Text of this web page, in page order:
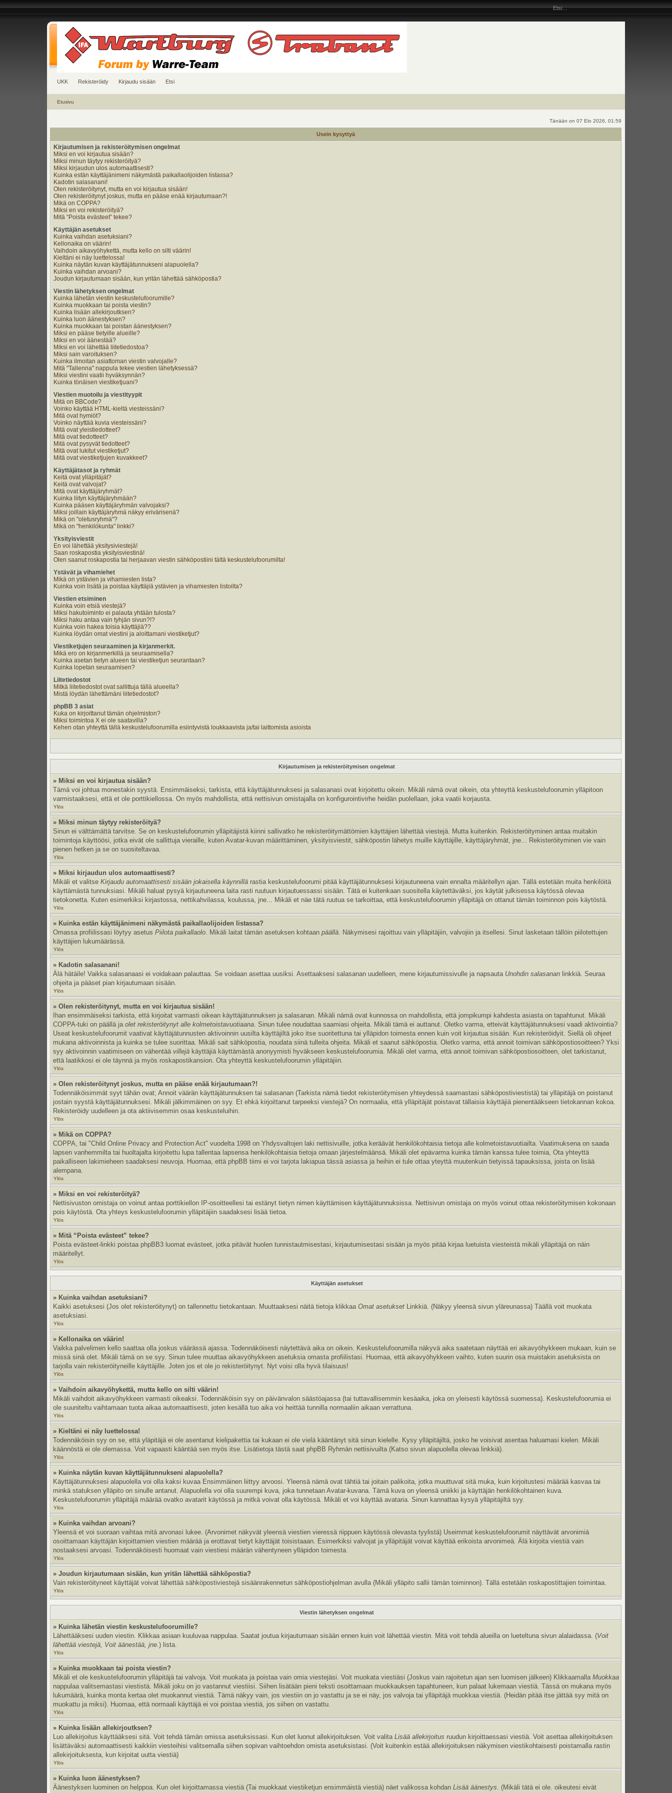
UKK Rekisteröidy Kirjaudu sisään Etsi
Etusivu
Tänään on 07 Elo 2026, 01:59
Usein kysyttyä
Kirjautumisen ja rekisteröitymisen ongelmat
Miksi en voi kirjautua sisään?
Miksi minun täytyy rekisteröityä?
Miksi kirjaudun ulos automaattisesti?
Kuinka estän käyttäjänimeni näkymästä paikallaolijoiden listassa?
Kadotin salasanani!
Olen rekisteröitynyt, mutta en voi kirjautua sisään!
Olen rekisteröitynyt joskus, mutta en pääse enää kirjautumaan?!
Mikä on COPPA?
Miksi en voi rekisteröityä?
Mitä “Poista evästeet” tekee?
Käyttäjän asetukset
Kuinka vaihdan asetuksiani?
Kellonaika on väärin!
Vaihdoin aikavyöhykettä, mutta kello on silti väärin!
Kieltäni ei näy luettelossa!
Kuinka näytän kuvan käyttäjätunnukseni alapuolella?
Kuinka vaihdan arvoani?
Joudun kirjautumaan sisään, kun yritän lähettää sähköpostia?
Viestin lähetyksen ongelmat
Kuinka lähetän viestin keskustelufoorumille?
Kuinka muokkaan tai poista viestin?
Kuinka lisään allekirjoutksen?
Kuinka luon äänestyksen?
Kuinka muokkaan tai poistan äänestyksen?
Miksi en pääse tietyille alueille?
Miksi en voi äänestää?
Miksi en voi lähettää liitetiedostoa?
Miksi sain varoituksen?
Kuinka ilmoitan asiattoman viestin valvojalle?
Mitä "Tallenna" nappula tekee viestien lähetyksessä?
Miksi viestini vaatii hyväksynnän?
Kuinka tönäisen viestiketjuani?
Viestien muotoilu ja viestityypit
Mitä on BBCode?
Voinko käyttää HTML-kieltä viesteissäni?
Mitä ovat hymiöt?
Voinko näyttää kuvia viesteissäni?
Mitä ovat yleistiedotteet?
Mitä ovat tiedotteet?
Mitä ovat pysyvät tiedotteet?
Mitä ovat lukitut viestiketjut?
Mitä ovat viestiketjujen kuvakkeet?
Käyttäjätasot ja ryhmät
Keitä ovat ylläpitäjät?
Keitä ovat valvojat?
Mitä ovat käyttäjäryhmät?
Kuinka liityn käyttäjäryhmään?
Kuinka pääsen käyttäjäryhmän valvojaksi?
Miksi joillain käyttäjäryhmä näkyy erivärisenä?
Mikä on "oletusryhmä"?
Mikä on "henkilökunta" linkki?
Yksityisviestit
En voi lähettää yksitysiviestejä!
Saan roskapostia yksityisviestinä!
Olen saanut roskapostia tai herjaavan viestin sähköpostiini tältä keskustelufoorumilta!
Ystävät ja vihamiehet
Mikä on ystävien ja vihamiesten lista?
Kuinka voin lisätä ja poistaa käyttäjiä ystävien ja vihamiesten listoilta?
Viestien etsiminen
Kuinka voin etsiä viestejä?
Miksi hakutoiminto ei palauta yhtään tulosta?
Miksi haku antaa vain tyhjän sivun?!?
Kuinka voin hakea toisia käyttäjiä??
Kuinka löydän omat viestini ja aloittamani viestiketjut?
Viestiketjujen seuraaminen ja kirjanmerkit.
Mikä ero on kirjanmerkillä ja seuraamisella?
Kuinka asetan tietyn alueen tai viestiketjun seurantaan?
Kuinka lopetan seuraamisen?
Liitetiedostot
Mitkä liitetiedostot ovat sallittuja tällä alueella?
Mistä löydän lähettämäni liitetiedostot?
phpBB 3 asiat
Kuka on kirjoittanut tämän ohjelmiston?
Miksi toimintoa X ei ole saatavilla?
Kehen otan yhteyttä tällä keskustelufoorumilla esiintyvistä loukkaavista ja/tai laittomista asioista
Kirjautumisen ja rekisteröitymisen ongelmat
» Miksi en voi kirjautua sisään?
Tämä voi johtua monestakin syystä. Ensimmäiseksi, tarkista, että käyttäjätunnuksesi ja salasanasi ovat kirjoitettu oikein. Mikäli nämä ovat oikein, ota yhteyttä keskustelufoorumin ylläpitoon
varmistaaksesi, että et ole porttikiellossa. On myös mahdollista, että nettisivun omistajalla on konfigurointivirhe heidän puolellaan, joka vaatii korjausta.
Ylös
» Miksi minun täytyy rekisteröityä?
Sinun ei välttämättä tarvitse. Se on keskustelufoorumin ylläpitäjistä kiinni sallivatko he rekisteröitymättömien käyttäjien lähettää viestejä. Mutta kuitenkin. Rekisteröityminen antaa muitakin
toimintoja käyttöösi, jotka eivät ole sallittuja vieraille, kuten Avatar-kuvan määrittäminen, yksityisviestit, sähköpostin lähetys muille käyttäjille, käyttäjäryhmät, jne... Rekisteröityminen vie vain
pienen hetken ja se on suositeltavaa.
Ylös
» Miksi kirjaudun ulos automaattisesti?
Mikäli et valitseKirjaudu automaattisesti sisään jokaisella käynnillä rastia keskustelufoorumi pitää käyttäjätunnuksesi kirjautuneena vain ennalta määritellyn ajan. Tällä estetään muita henkilöitä
käyttämästä tunnuksiasi. Mikäli haluat pysyä kirjautuneena laita rasti ruutuun kirjautuessassi sisään. Tätä ei kuitenkaan suositella käytettäväksi, jos käytät julkisessa käytössä olevaa
tietokonetta. Kuten esimerkiksi kirjastossa, nettikahvilassa, koulussa, jne... Mikäli et näe tätä ruutua se tarkoittaa, että keskustelufoorumin ylläpitäjä on ottanut tämän toiminnon pois käytöstä.
Ylös
» Kuinka estän käyttäjänimeni näkymästä paikallaolijoiden listassa?
Omassa profiilissasi löytyy asetusPiilota paikallaolo. Mikäli laitat tämän asetuksen kohtaanpäällä. Näkymisesi rajoittuu vain ylläpitäjiin, valvojiin ja itsellesi. Sinut lasketaan tällöin piilotettujen
käyttäjien lukumäärässä.
Ylös
» Kadotin salasanani!
Älä hätäile! Vaikka salasanaasi ei voidakaan palauttaa. Se voidaan asettaa uusiksi. Asettaaksesi salasanan uudelleen, mene kirjautumissivulle ja napsauta Unohdin salasanan linkkiä. Seuraa
ohjeita ja pääset pian kirjautumaan sisään.
Ylös
» Olen rekisteröitynyt, mutta en voi kirjautua sisään!
Ihan ensimmäiseksi tarkista, että kirjoitat varmasti oikean käyttäjätunnuksen ja salasanan. Mikäli nämä ovat kunnossa on mahdollista, että jompikumpi kahdesta asiasta on tapahtunut. Mikäli
COPPA-tuki on päällä jaolet rekisteröitynyt alle kolmetoistavuotiaana. Sinun tulee noudattaa saamiasi ohjeita. Mikäli tämä ei auttanut. Oletko varma, etteivät käyttäjätunnuksesi vaadi aktivointia?
Useat keskustelufoorumit vaativat käyttäjätunnusten aktivoinnin uusilta käyttäjiltä joko itse suoritettuna tai ylläpidon toimesta ennen kuin voit kirjautua sisään. Kun rekisteröidyit. Siellä oli ohjeet
mukana aktivoinnista ja kuinka se tulee suorittaa. Mikäli sait sähköpostia, noudata siinä tulleita ohjeita. Mikäli et saanut sähköpostia. Oletko varma, että annoit toimivan sähköpostiosoitteen? Yksi
syy aktivoinnin vaatimiseen on vähentäävillejä käyttäjiä käyttämästä anonyymisti hyväkseen keskustelufoorumia. Mikäli olet varma, että annoit toimivan sähköpostiosoitteen, olet tarkistanut,
että laatikkosi ei ole täynnä ja myös roskapostikansion. Ota yhteyttä keskustelufoorumin ylläpitäjiin.
Ylös
» Olen rekisteröitynyt joskus, mutta en pääse enää kirjautumaan?!
Todennäköisimmät syyt tähän ovat; Annoit väärän käyttäjätunnuksen tai salasanan (Tarkista nämä tiedot rekisteröitymisen yhteydessä saamastasi sähköpostiviestistä) tai ylläpitäjä on poistanut
jostain syystä käyttäjätunnuksesi. Mikäli jälkimmäinen on syy. Et ehkä kirjoittanut tarpeeksi viestejä? On normaalia, että ylläpitäjät poistavat tällaisia käyttäjiä pienentääkseen tietokannan kokoa.
Rekisteröidy uudelleen ja ota aktiivisemmin osaa keskusteluihin.
Ylös
» Mikä on COPPA?
COPPA, tai "Child Online Privacy and Protection Act" vuodelta 1998 on Yhdysvaltojen laki nettisivuille, jotka keräävät henkilökohtaisia tietoja alle kolmetoistavuotiailta. Vaatimuksena on saada
lapsen vanhemmilta tai huoltajalta kirjoitettu lupa tallentaa lapsensa henkilökohtaisia tietoja omaan järjestelmäänsä. Mikäli olet epävarma kuinka tämän kanssa tulee toimia, Ota yhteyttä
paikalliseen lakimieheen saadaksesi neuvoja. Huomaa, että phpBB tiimi ei voi tarjota lakiapua tässä asiassa ja heihin ei tule ottaa yteyttä muutenkuin tietyissä tapauksissa, joista on lisää
alempana.
Ylös
» Miksi en voi rekisteröityä?
Nettisivuston omistaja on voinut antaa porttikiellon IP-osoitteellesi tai estänyt tietyn nimen käyttämisen käyttäjätunnuksissa. Nettisivun omistaja on myös voinut ottaa rekisteröitymisen kokonaan
pois käytöstä. Ota yhteys keskustelufoorumin ylläpitäjiin saadaksesi lisää tietoa.
Ylös
» Mitä “Poista evästeet” tekee?
Poista evästeet-linkki poistaa phpBB3 luomat evästeet, jotka pitävät huolen tunnistautmisestasi, kirjautumisestasi sisään ja myös pitää kirjaa luetuista viesteistä mikäli ylläpitäjä on näin
määritellyt.
Ylös
Käyttäjän asetukset
» Kuinka vaihdan asetuksiani?
Kaikki asetuksesi (Jos olet rekisteröitynyt) on tallennettu tietokantaan. Muuttaaksesi näitä tietoja klikkaaOmat asetukset Linkkiä. (Näkyy yleensä sivun yläreunassa) Täällä voit muokata
asetuksiasi.
Ylös
» Kellonaika on väärin!
Vaikka palvelimen kello saattaa olla joskus väärässä ajassa. Todennäköisesti näytettävä aika on oikein. Keskustelufoorumilla näkyvä aika saatetaan näyttää eri aikavyöhykkeen mukaan, kuin se
missä sinä olet. Mikäli tämä on se syy. Sinun tulee muuttaa aikavyöhykkeen asetuksia omasta profiilistasi. Huomaa, että aikavyöhykkeen vaihto, kuten suurin osa muistakin asetuksista on
tarjolla vain rekisteröityneille käyttäjille. Joten jos et ole jo rekisteröitynyt. Nyt voisi olla hyvä tilaisuus!
Ylös
» Vaihdoin aikavyöhykettä, mutta kello on silti väärin!
Mikäli vaihdoit aikavyöhykkeen varmasti oikeaksi. Todennäköisin syy on päivänvalon säästöajassa (tai tuttavallisemmin kesäaika, joka on yleisesti käytössä suomessa). Keskustelufoorumia ei
ole suuniteltu vaihtamaan tuota aikaa automaattisesti, joten kesällä tuo aika voi heittää tunnilla normaaliin aikaan verrattuna.
Ylös
» Kieltäni ei näy luettelossa!
Todennäköisin syy on se, että yläpitäjä ei ole asentanut kielipakettia tai kukaan ei ole vielä kääntänyt sitä sinun kielelle. Kysy ylläpitäjiltä, josko he voisivat asentaa haluamasi kielen. Mikäli
käännöstä ei ole olemassa. Voit vapaasti kääntää sen myös itse. Lisätietoja tästä saat phpBB Ryhmän nettisivuilta (Katso sivun alapuolella olevaa linkkiä).
Ylös
» Kuinka näytän kuvan käyttäjätunnukseni alapuolella?
Käyttäjätunnuksesi alapuolella voi olla kaksi kuvaa Ensimmäinen liittyy arvoosi. Yleensä nämä ovat tähtiä tai joitain palikoita, jotka muuttuvat sitä muka, kuin kirjoitustesi määrää kasvaa tai
minkä statuksen ylläpito on sinulle antanut. Alapuolella voi olla suurempi kuva, joka tunnetaan Avatar-kuvana. Tämä kuva on yleensä uniikki ja käyttäjän henkilökohtainen kuva.
Keskustelufoorumin ylläpitäjä määrää ovatko avatarit käytössä ja mitkä voivat olla käytössä. Mikäli et voi käyttää avataria. Sinun kannattaa kysyä ylläpitäjiltä syy.
Ylös
» Kuinka vaihdan arvoani?
Yleensä et voi suoraan vaihtaa mitä arvonasi lukee. (Arvonimet näkyvät yleensä viestien vieressä riippuen käytössä olevasta tyylistä) Useimmat keskustelufoorumit näyttävät arvonimiä
osoittamaan käyttäjän kirjoittamien viestien määrää ja erottavat tietyt käyttäjät toisistaaan. Esimerkiksi valvojat ja ylläpitäjät voivat käyttää erikoista arvonimeä. Älä kirjoita viestiä vain
nostaaksesi arvoasi. Todennäköisesti huomaat vain viestiesi määrän vähentyneen ylläpidon toimesta.
Ylös
» Joudun kirjautumaan sisään, kun yritän lähettää sähköpostia?
Vain rekisteröityneet käyttäjät voivat lähettää sähköpostiviestejä sisäänrakennetun sähköpostiohjelman avulla (Mikäli ylläpito sallii tämän toiminnon). Tällä estetään roskapostittajien toimintaa.
Ylös
Viestin lähetyksen ongelmat
» Kuinka lähetän viestin keskustelufoorumille?
Lähettääksesi uuden viestin. Klikkaa asiaan kuuluvaa nappulaa. Saatat joutua kirjautumaan sisään ennen kuin voit lähettää viestin. Mitä voit tehdä alueilla on lueteltuna sivun alalaidassa. (Voit
lähettää viestejä, Voit äänestää, jne.) lista.
Ylös
» Kuinka muokkaan tai poista viestin?
Mikäli et ole keskustelufoorumin ylläpitäjä tai valvoja. Voit muokata ja poistaa vain omia viestejäsi. Voit muokata viestiäsi (Joskus vain rajoitetun ajan sen luomisen jälkeen) KlikkaamallaMuokkaa
nappulaa valitsemastasi viestistä. Mikäli joku on jo vastannut viestiisi. Siihen lisätään pieni teksti osoittamaan muokkauksen tapahtuneen, kun palaat lukemaan viestiä. Tässä on mukana myös
lukumäärä, kuinka monta kertaa olet muokannut viestiä. Tämä näkyy vain, jos viestiin on jo vastattu ja se ei näy, jos valvoja tai ylläpitäjä muokkaa viestiä. (Heidän pitää itse jättää syy mitä on
muokattu ja miksi). Huomaa, että normaali käyttäjä ei voi poistaa viestiä, jos siihen on vastattu.
Ylös
» Kuinka lisään allekirjoutksen?
Luo allekirjoitus käyttääksesi sitä. Voit tehdä tämän omissa asetuksissasi. Kun olet luonut allekirjoituksen. Voit valitaLisää allekirjoitus ruudun kirjoittaessasi viestiä. Voit asettaa allekirjoituksen
lisättäväksi automaattisesti kaikkiin viesteihisi valitsemalla siihen sopivan vaihtoehdon omista asetuksistasi. (Voit kuitenkin estää allekirjoituksen näkymisen viestikohtaisesti poistamalla rastin
allekirjoituksesta, kun kirjoitat uutta viestiä)
Ylös
» Kuinka luon äänestyksen?
Äänestyksen luominen on helppoa. Kun olet kirjoittamassa viestiä (Tai muokkaat viestiketjun ensimmäistä viestiä) näet valikossa kohdanLisää äänestys. (Mikäli tätä ei ole. oikeutesi eivät